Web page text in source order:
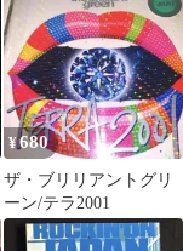
封新品
¥680
ザ・ブリリアントグリ
ーン/テラ2001